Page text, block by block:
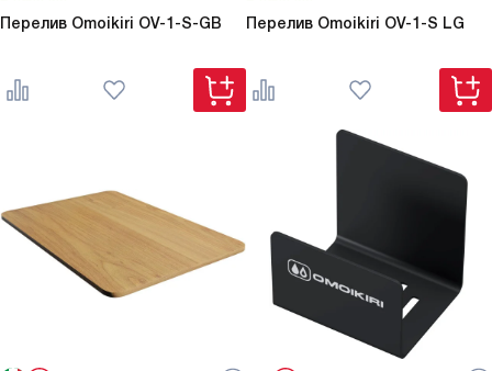
Перелив Omoikiri OV-1-S-GB Перелив Omoikiri OV-1-S LG